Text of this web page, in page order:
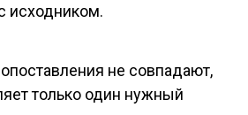
исходником.
не совпадают,
только один нужный